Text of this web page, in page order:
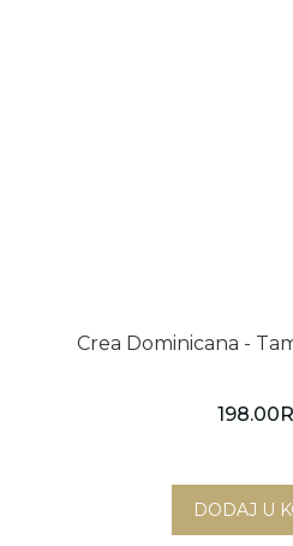
Crea Dominicana -
198.00